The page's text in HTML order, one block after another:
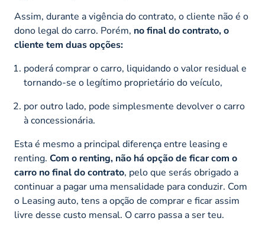
Assim, durante a vigência do contrato, o cliente não é o
dono legal do carro. Porém, no final do contrato, o
cliente tem duas opções:
poderá comprar o carro, liquidando o valor residual e
tornando-se o legítimo proprietário do veículo,
por outro lado, pode simplesmente devolver o carro
à concessionária.
Esta é mesmo a principal diferença entre leasing e
renting. Com o renting, não há opção de ficar com o
carro no final do contrato, pelo que serás obrigado a
continuar a pagar uma mensalidade para conduzir. Com
o Leasing auto, tens a opção de comprar e ficar assim
livre desse custo mensal. O carro passa a ser teu.